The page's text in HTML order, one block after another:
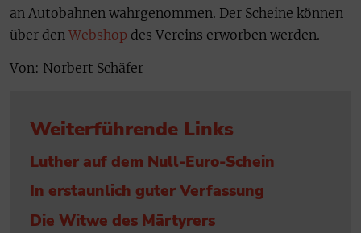
an Autobahnen wahrgenommen. Der Scheine können
über den Webshop des Vereins erworben werden.
Von: Norbert Schäfer
Weiterführende Links
Luther auf dem Null-Euro-Schein
In erstaunlich guter Verfassung
Die Witwe des Märtyrers